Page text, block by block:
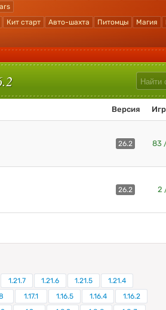
Кит старт Авто-шахта Питомцы Магия
Версия
26.2 83
26.2 2
1.21.7 1.21.6 1.21.5
1.21.4
1.17.1 1.16.5 1.16.4
1.16.2